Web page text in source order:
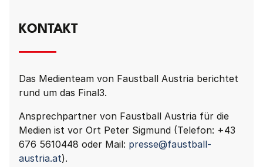
KONTAKT
Das Medienteam von Faustball Austria berichtet
rund um das Final3.
Ansprechpartner von Faustball Austria für die
Medien ist vor Ort Peter Sigmund (Telefon: +43
676 5610448 oder Mail: presse@faustball-
austria.at).